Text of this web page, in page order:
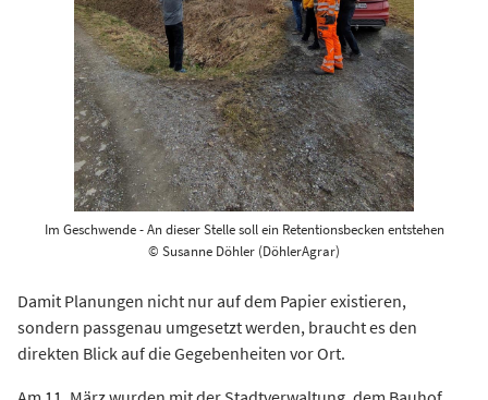
Im Geschwende - An dieser Stelle soll ein Retentionsbecken entstehen
© Susanne Döhler (DöhlerAgrar)
Damit Planungen nicht nur auf dem Papier existieren,
sondern passgenau umgesetzt werden, braucht es den
direkten Blick auf die Gegebenheiten vor Ort.